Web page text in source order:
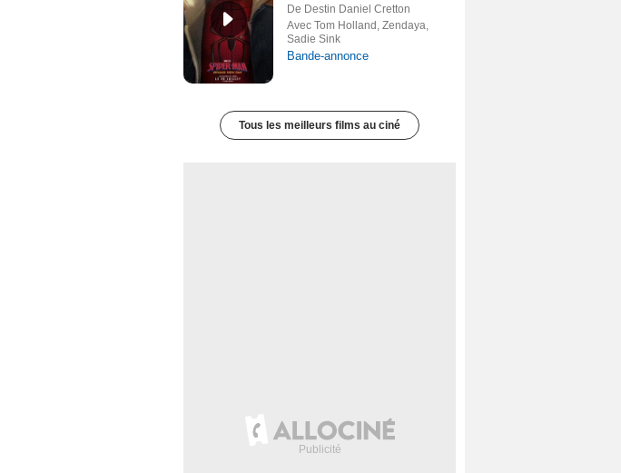
De Destin Daniel Cretton
Avec Tom Holland, Zendaya,
Sadie Sink
Bande-annonce
Tous les meilleurs films au ciné